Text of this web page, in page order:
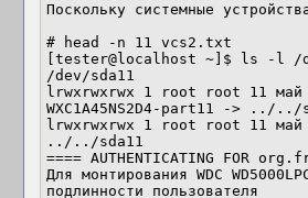
Поскольку системные
# head -n 11 vcs2.txt
[tester@localhost ~]$ ls -l /
/dev/sda11
lrwxrwxrwx 1 root root 11 май 23
WXC1A45NS2D4-part11 -> ../../
lrwxrwxrwx 1 root root 11 май
../../sda11
==== AUTHENTICATING FOR
Для монтирования WDC
подлинности пользователя